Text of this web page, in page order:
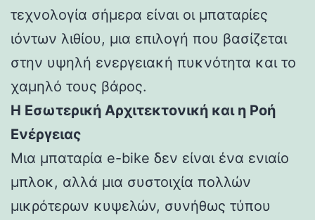
τεχνολογία σήμερα είναι οι μπαταρίες
ιόντων λιθίου, μια επιλογή που βασίζεται
στην υψηλή ενεργειακή πυκνότητα και το
χαμηλό τους βάρος.
Η Εσωτερική Αρχιτεκτονική και η Ροή
Ενέργειας
Μια μπαταρία e-bike δεν είναι ένα ενιαίο
μπλοκ, αλλά μια συστοιχία πολλών
μικρότερων κυψελών, συνήθως τύπου